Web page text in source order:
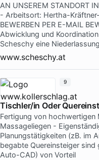
AN UNSEREM STANDORT
- Arbeitsort: Hertha-
BEWERBEN PER E-MAIL
Abwicklung und
Scheschy eine
www.scheschy.at
Tischler/in Oder
Fertigung von hochwertigen
Massageliegen -
Planungstätigkeiten (zB. im
begabte Quereinsteiger
Auto-CAD) von Vorteil
9